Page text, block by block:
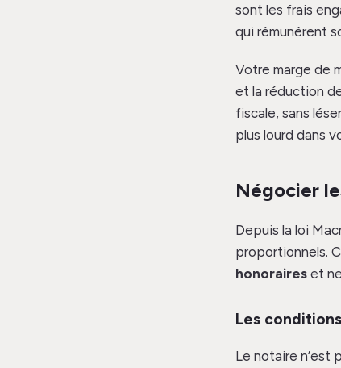
sont les frais
qui rémunèrent
Votre marge de
et la réduction
fiscale, sans
plus lourd dans
Négocier
Depuis la loi
proportionnels.
honoraires et
Les
Le notaire n’est